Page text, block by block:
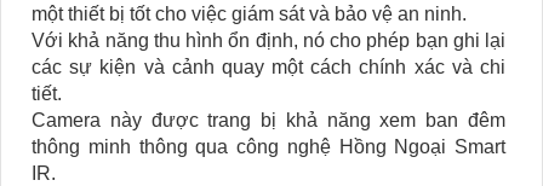
một thiết bị tốt cho việc giám sát và bảo vệ an ninh.
Với khả năng thu hình ổn định, nó cho phép bạn ghi lại
các sự kiện và cảnh quay một cách chính xác và chi
tiết.
Camera này được trang bị khả năng xem ban đêm
thông minh thông qua công nghệ Hồng Ngoại Smart
IR.